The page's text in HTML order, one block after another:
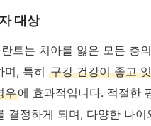
대상
트는 치아를 잃은 모든 층
며, 특히구강 건강이 좋고
우에 효과적입니다. 적절한
결정하게 되며, 다양한 나이